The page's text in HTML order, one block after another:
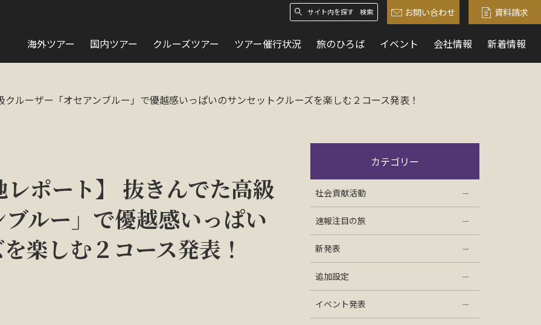
検索 お問い合わせ 資料請求
海外ツアー 国内ツアー クルーズツアー ツアー催行状況 旅のひろば イベント 会社情報 新着情報
ルーザー「オセアンブルー」で優越感いっぱいのサンセットクルーズを楽しむ２コース発表！
ポート】 抜きんでた高級
ルー」で優越感いっぱい
楽しむ２コース発表！
カテゴリー
社会貢献活動
速報注目の旅
新発表
追加設定
イベント発表